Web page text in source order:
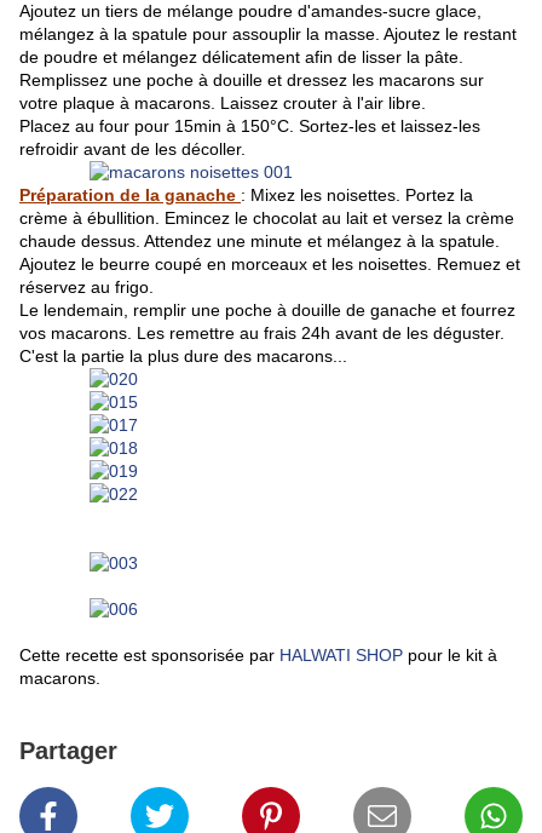
Ajoutez un tiers de mélange poudre d'amandes-sucre glace,
mélangez à la spatule pour assouplir la masse. Ajoutez le restant
de poudre et mélangez délicatement afin de lisser la pâte.
Remplissez une poche à douille et dressez les macarons sur
votre plaque à macarons. Laissez crouter à l'air libre.
Placez au four pour 15min à 150°C. Sortez-les et laissez-les
refroidir avant de les décoller.
Préparation de la ganache : Mixez les noisettes. Portez la
crème à ébullition. Emincez le chocolat au lait et versez la crème
chaude dessus. Attendez une minute et mélangez à la spatule.
Ajoutez le beurre coupé en morceaux et les noisettes. Remuez et
réservez au frigo.
Le lendemain, remplir une poche à douille de ganache et fourrez
vos macarons. Les remettre au frais 24h avant de les déguster.
C'est la partie la plus dure des macarons...
Cette recette est sponsorisée par HALWATI SHOP pour le kit à
macarons.
Partager